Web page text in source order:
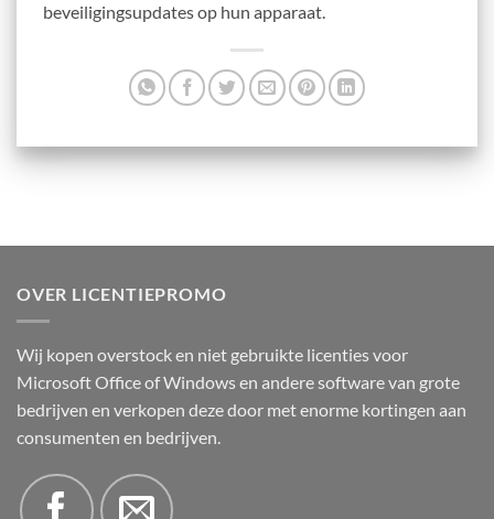
beveiligingsupdates op hun apparaat.
OVER LICENTIEPROMO
Wij kopen overstock en niet gebruikte licenties voor
Microsoft Office of Windows en andere software van grote
bedrijven en verkopen deze door met enorme kortingen aan
consumenten en bedrijven.